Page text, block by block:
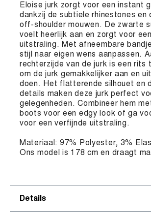
Eloise jurk zorgt voor een instant
dankzij de subtiele rhinestones en
off-shoulder mouwen. De zwarte
voelt heerlijk aan en zorgt voor
uitstraling. Met afneembare
stijl naar eigen wens aanpassen.
rechterzijde van de jurk is een rits
om de jurk gemakkelijker aan en
doen. Het flatterende silhouet en
details maken deze jurk perfect
gelegenheden. Combineer hem
boots voor een edgy look of ga
voor een verfijnde uitstraling.
Materiaal: 97% Polyester, 3%
Ons model is 178 cm en draagt
Details